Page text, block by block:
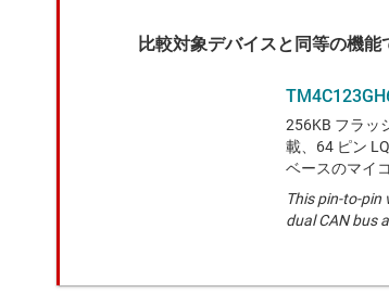
比較対象デバイスと同等の機能
256KB フラッ
載、64 ピン
ベースのマイ
This pin-to-pin
dual CAN bus